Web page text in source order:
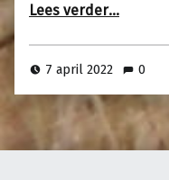
Lees verder…
7 april 2022 0